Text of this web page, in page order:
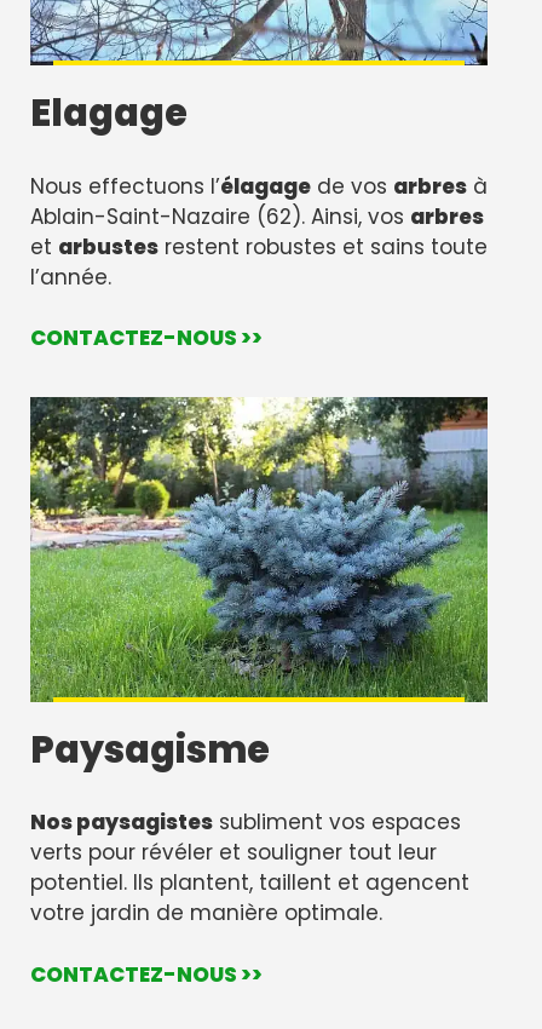
Elagage
Nous effectuons l’élagage de vos arbres à
Ablain-Saint-Nazaire (62). Ainsi, vos arbres
et arbustes restent robustes et sains toute
l’année.
CONTACTEZ-NOUS >>
Paysagisme
Nos paysagistes subliment vos espaces
verts pour révéler et souligner tout leur
potentiel. Ils plantent, taillent et agencent
votre jardin de manière optimale.
CONTACTEZ-NOUS >>